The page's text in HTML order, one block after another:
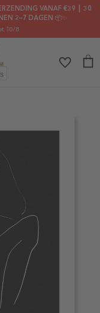
VANAF €39 ┃ 30
2–7 DAGEN 📦✨
10/8